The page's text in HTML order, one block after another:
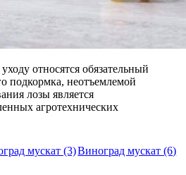
относятся обязательный
подкормка, неотъемлемой
лозы является
агротехнических
мускат (3)Виноград мускат (6)